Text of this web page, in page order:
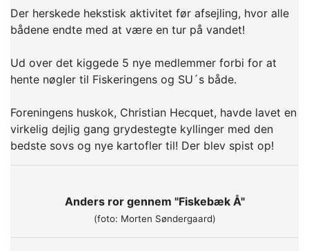
Der herskede hekstisk aktivitet før afsejling, hvor alle
bådene endte med at være en tur på vandet!
Ud over det kiggede 5 nye medlemmer forbi for at
hente nøgler til Fiskeringens og SU´s både.
Foreningens huskok, Christian Hecquet, havde lavet en
virkelig dejlig gang grydestegte kyllinger med den
bedste sovs og nye kartofler til! Der blev spist op!
Anders ror gennem "Fiskebæk Å"
(foto: Morten Søndergaard)